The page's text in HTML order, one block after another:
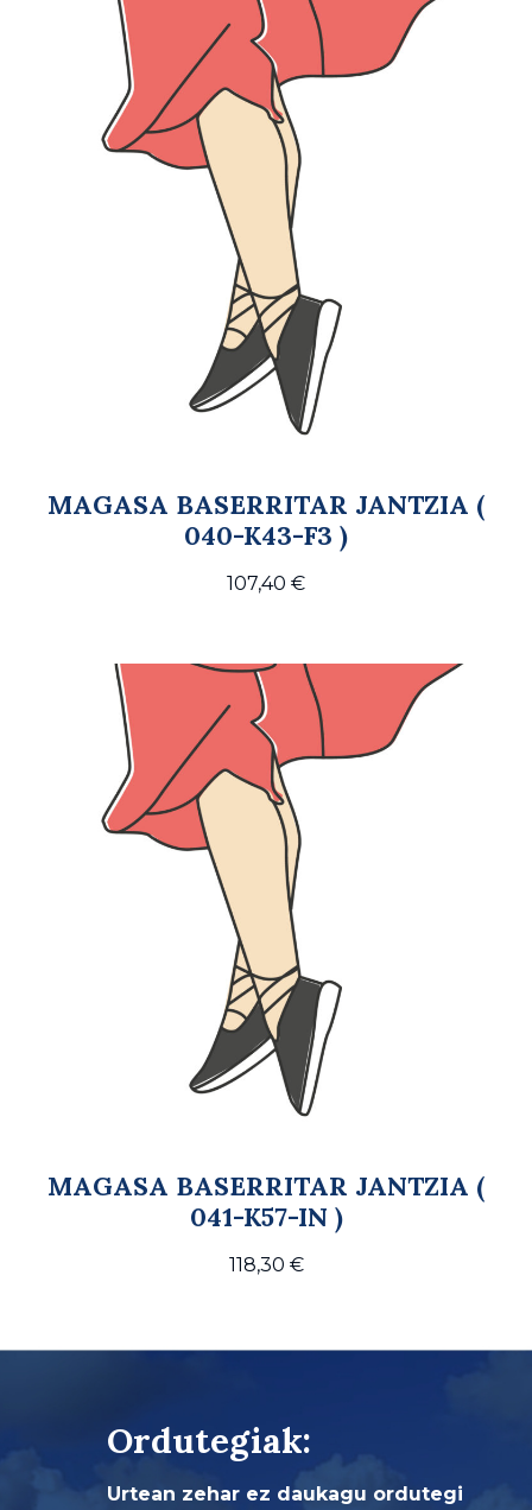
MAGASA BASERRITAR JANTZIA (
040-K43-F3 )
107,40 €
MAGASA BASERRITAR JANTZIA (
041-K57-IN )
118,30 €
Ordutegiak:
Urtean zehar ez daukagu ordutegi